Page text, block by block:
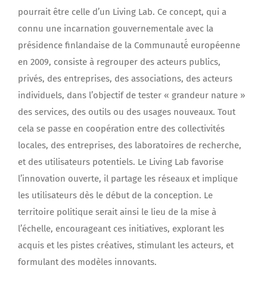
pourrait être celle d’un Living Lab. Ce concept, qui a
connu une incarnation gouvernementale avec la
présidence finlandaise de la Communauté́ européenne
en 2009, consiste à regrouper des acteurs publics,
privés, des entreprises, des associations, des acteurs
individuels, dans l’objectif de tester « grandeur nature »
des services, des outils ou des usages nouveaux. Tout
cela se passe en coopération entre des collectivités
locales, des entreprises, des laboratoires de recherche,
et des utilisateurs potentiels. Le Living Lab favorise
l’innovation ouverte, il partage les réseaux et implique
les utilisateurs dès le début de la conception. Le
territoire politique serait ainsi le lieu de la mise à
l’échelle, encourageant ces initiatives, explorant les
acquis et les pistes créatives, stimulant les acteurs, et
formulant des modèles innovants.